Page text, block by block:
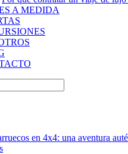
A MEDIDA
en 4x4: una aventura